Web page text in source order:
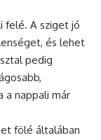
felé. A sziget jó
és lehet
pedig
a nappali már
fölé általában